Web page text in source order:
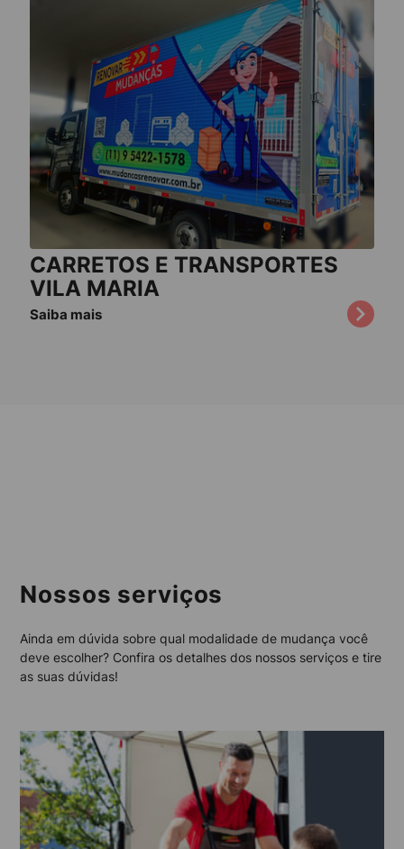
CARRETOS E TRANSPORTES
VILA MARIA
Saiba mais
Nossos serviços
Ainda em dúvida sobre qual modalidade de mudança você
deve escolher? Confira os detalhes dos nossos serviços e tire
as suas dúvidas!